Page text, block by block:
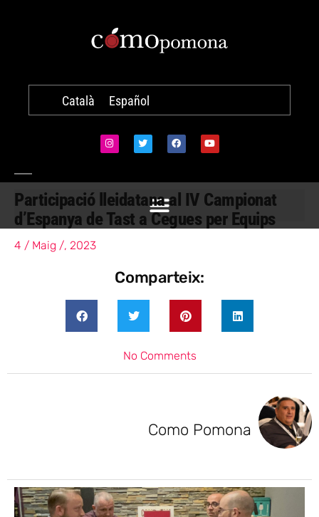
Català Español
Participació lleidatana al IV Campionat
d’Espanya de Tast a Cegues per Equips
4 / Maig /, 2023
Comparteix:
No Comments
Como Pomona